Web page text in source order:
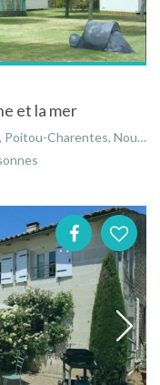
et la mer
Nouvelle-Aquitaine, France